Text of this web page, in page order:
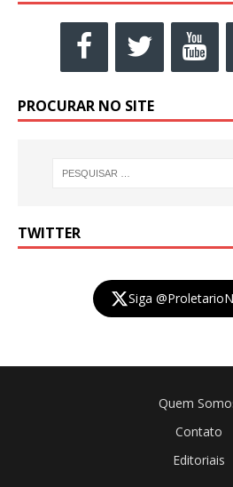
PROCURAR NO SITE
TWITTER
Siga
Quem
Contato
Editoriais